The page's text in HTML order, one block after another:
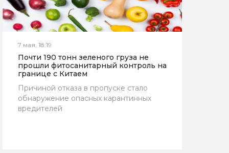
7 мая, 18:19
Почти 190 тонн зеленого груза не
прошли фитосанитарный контроль на
границе с Китаем
Причиной отказа в пропуске стало
обнаружение опасных карантинных
вредителей